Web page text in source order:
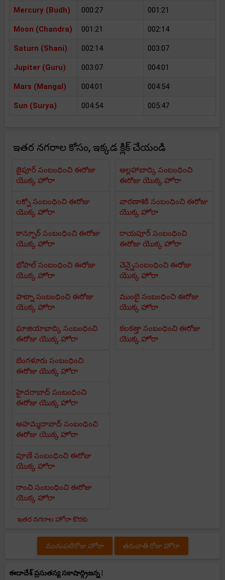
Mercury (Budh) 000:27 001:21
Moon (Chandra) 001:21 002:14
Saturn (Shani) 002:14 003:07
Jupiter (Guru) 003:07 004:01
Mars (Mangal) 004:01 004:54
Sun (Surya) 004:54 005:47
ఇతర నగరాల కోసం, ఇక్కడ క్లిక్ చేయండి
జైపూర్ సంబంధించి ఈరోజు
యొక్క హోరా
లక్నో సంబంధించి ఈరోజు
యొక్క హోరా
కాన్పూర్ సంబంధించి ఈరోజు
యొక్క హోరా
భోపాల్ సంబంధించి ఈరోజు
యొక్క హోరా
పాట్నా సంబంధించి ఈరోజు
యొక్క హోరా
ఘాజియాబాద్కి సంబంధించి
ఈరోజు యొక్క హోరా
అల్లహాబాద్కి సంబంధించి
ఈరోజు యొక్క హోరా
వారణాశికి సంబంధించి ఈరోజు
యొక్క హోరా
రాయపూర్ సంబంధించి
ఈరోజు యొక్క హోరా
చెన్నైసంబంధించి ఈరోజు
యొక్క హోరా
ముంబై సంబంధించి ఈరోజు
యొక్క హోరా
కలకత్తా సంబంధించి ఈరోజు
యొక్క హోరా
బెంగళూరు సంబంధించి
ఈరోజు యొక్క హోరా
హైదరాబాద్ సంబంధించి
ఈరోజు యొక్క హోరా
అహమ్మదాబాద్ సంబంధించి
ఈరోజు యొక్క హోరా
పూణే సంబంధించి ఈరోజు
యొక్క హోరా
రాంచి సంబంధించి ఈరోజు
యొక్క హోరా
ఇతర నగరాల హోరా కొరకు
మునుపటిరోజు హోరా తరువాతి రోజు హోరా
ఈదాదేశ్ ప్రసుతస్య సకాషాద్గ్రిజన్న |